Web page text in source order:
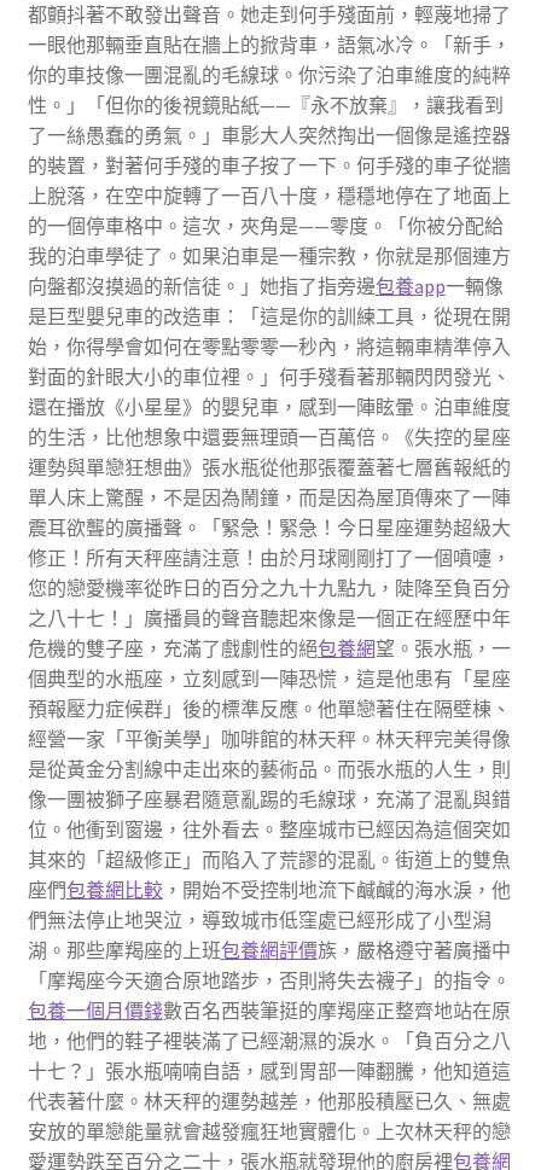
都顫抖著不敢發出聲音。她走到何手殘面前，輕蔑地掃了
一眼他那輛垂直貼在牆上的掀背車，語氣冰冷。「新手，
你的車技像一團混亂的毛線球。你污染了泊車維度的純粹
性。」「但你的後視鏡貼紙——『永不放棄』，讓我看到
了一絲愚蠢的勇氣。」車影大人突然掏出一個像是遙控器
的裝置，對著何手殘的車子按了一下。何手殘的車子從牆
上脫落，在空中旋轉了一百八十度，穩穩地停在了地面上
的一個停車格中。這次，夾角是——零度。「你被分配給
我的泊車學徒了。如果泊車是一種宗教，你就是那個連方
向盤都沒摸過的新信徒。」她指了指旁邊包養app一輛像
是巨型嬰兒車的改造車：「這是你的訓練工具，從現在開
始，你得學會如何在零點零零一秒內，將這輛車精準停入
對面的針眼大小的車位裡。」何手殘看著那輛閃閃發光、
還在播放《小星星》的嬰兒車，感到一陣眩暈。泊車維度
的生活，比他想象中還要無理頭一百萬倍。《失控的星座
運勢與單戀狂想曲》張水瓶從他那張覆蓋著七層舊報紙的
單人床上驚醒，不是因為鬧鐘，而是因為屋頂傳來了一陣
震耳欲聾的廣播聲。「緊急！緊急！今日星座運勢超級大
修正！所有天秤座請注意！由於月球剛剛打了一個噴嚏，
您的戀愛機率從昨日的百分之九十九點九，陡降至負百分
之八十七！」廣播員的聲音聽起來像是一個正在經歷中年
危機的雙子座，充滿了戲劇性的絕包養網望。張水瓶，一
個典型的水瓶座，立刻感到一陣恐慌，這是他患有「星座
預報壓力症候群」後的標準反應。他單戀著住在隔壁棟、
經營一家「平衡美學」咖啡館的林天秤。林天秤完美得像
是從黃金分割線中走出來的藝術品。而張水瓶的人生，則
像一團被獅子座暴君隨意亂踢的毛線球，充滿了混亂與錯
位。他衝到窗邊，往外看去。整座城市已經因為這個突如
其來的「超級修正」而陷入了荒謬的混亂。街道上的雙魚
座們包養網比較，開始不受控制地流下鹹鹹的海水淚，他
們無法停止地哭泣，導致城市低窪處已經形成了小型潟
湖。那些摩羯座的上班包養網評價族，嚴格遵守著廣播中
「摩羯座今天適合原地踏步，否則將失去襪子」的指令。
包養一個月價錢數百名西裝筆挺的摩羯座正整齊地站在原
地，他們的鞋子裡裝滿了已經潮濕的淚水。「負百分之八
十七？」張水瓶喃喃自語，感到胃部一陣翻騰，他知道這
代表著什麼。林天秤的運勢越差，他那股積壓已久、無處
安放的單戀能量就會越發瘋狂地實體化。上次林天秤的戀
愛運勢跌至百分之二十，張水瓶就發現他的廚房裡包養網